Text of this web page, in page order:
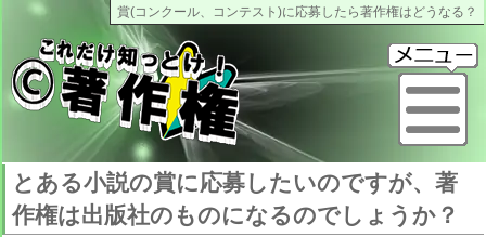
賞(コンクール、コンテスト)に応募したら著作権はどうなる？
これだけ知っとけ著作権
とある小説の賞に応募したいのですが、著
作権は出版社のものになるのでしょうか？